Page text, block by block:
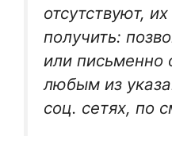
отсутствуют,
получить:
или письменно
любым из
соц. сетях, по